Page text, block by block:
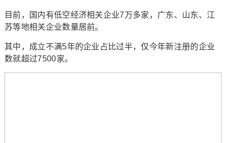
目前，国内有低空经济相关企业7万多家，广东、山东、江
苏等地相关企业数量居前。
其中，成立不满5年的企业占比过半，仅今年新注册的企业
数就超过7500家。